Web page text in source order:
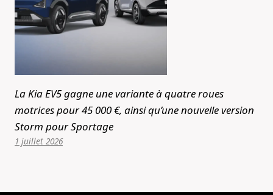
La Kia EV5 gagne une variante à quatre roues
motrices pour 45 000 €, ainsi qu’une nouvelle version
Storm pour Sportage
1 juillet 2026